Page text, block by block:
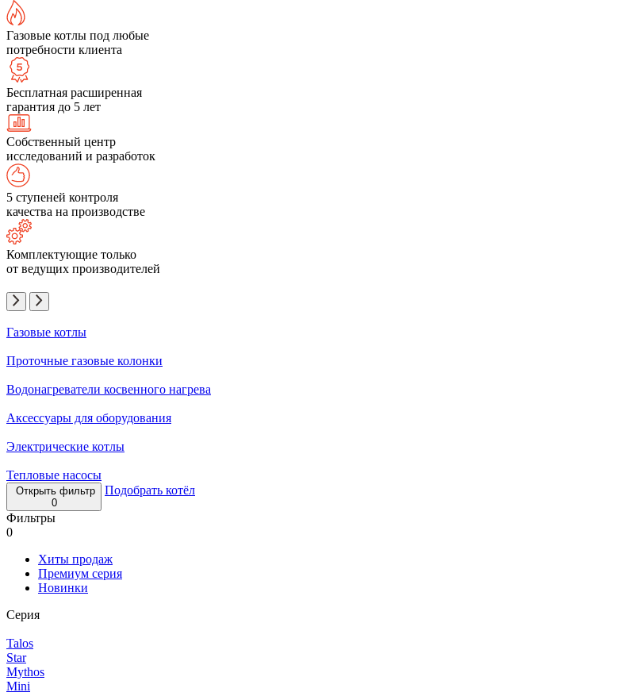
Газовые котлы под любые
потребности клиента
Бесплатная расширенная
гарантия до 5 лет
Собственный центр
исследований и разработок
5 ступеней контроля
качества на производстве
Комплектующие только
от ведущих производителей
Газовые котлы
Проточные газовые колонки
Водонагреватели косвенного нагрева
Аксессуары для оборудования
Электрические котлы
Тепловые насосы
Открыть фильтр
0
Подобрать котёл
Фильтры
0
Хиты продаж
Премиум серия
Новинки
Серия
Talos
Star
Mythos
Mini